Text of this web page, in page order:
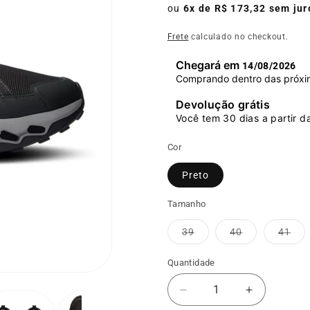
original
ou 6x de R$ 173,32 sem
Frete calculado no checkout.
Chegará em 14/08/2026
Comprando dentro das
Devolução grátis
Você tem 30 dias a partir
Cor
Preto
Tamanho
39Variante
esgotada
indisponível
40Variante
esgotada
41
Quantidade
Diminuir
Aumentar